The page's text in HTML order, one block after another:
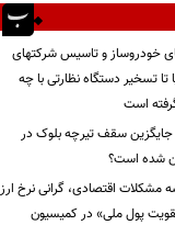
خودروساز و تاسیس شرکتهای
تا تسخیر دستگاه نظارتی با چه
است
جایگزین سقف تیرچه بلوک در
شده است؟
اقتصادی، گرانی نرخ ارز
پول ملی» در کمیسیون